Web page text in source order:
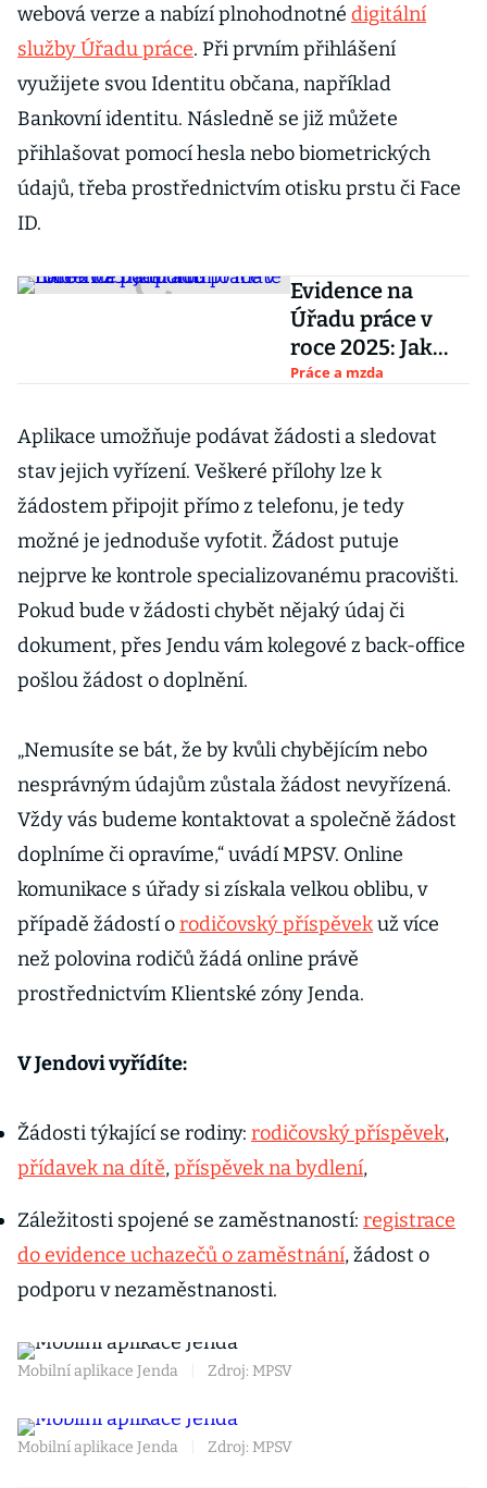
webová verze a nabízí plnohodnotné digitální
služby Úřadu práce. Při prvním přihlášení
využijete svou Identitu občana, například
Bankovní identitu. Následně se již můžete
přihlašovat pomocí hesla nebo biometrických
údajů, třeba prostřednictvím otisku prstu či Face
ID.
Evidence na
Úřadu práce v
roce 2025: Jak
dlouho máte
podporu?
Práce a mzda
Aplikace umožňuje podávat žádosti a sledovat
stav jejich vyřízení. Veškeré přílohy lze k
žádostem připojit přímo z telefonu, je tedy
možné je jednoduše vyfotit. Žádost putuje
nejprve ke kontrole specializovanému pracovišti.
Pokud bude v žádosti chybět nějaký údaj či
dokument, přes Jendu vám kolegové z back-office
pošlou žádost o doplnění.
„Nemusíte se bát, že by kvůli chybějícím nebo
nesprávným údajům zůstala žádost nevyřízená.
Vždy vás budeme kontaktovat a společně žádost
doplníme či opravíme,“ uvádí MPSV. Online
komunikace s úřady si získala velkou oblibu, v
případě žádostí orodičovský příspěvekuž více
než polovina rodičů žádá online právě
prostřednictvím Klientské zóny Jenda.
V Jendovi vyřídíte:
Žádosti týkající se rodiny: rodičovský příspěvek,
přídavek na dítě,příspěvek na bydlení,
Záležitosti spojené se zaměstnaností: registrace
do evidence uchazečů o zaměstnání, žádost o
podporu v nezaměstnanosti.
Mobilní aplikace Jenda Zdroj: MPSV
Mobilní aplikace Jenda Zdroj: MPSV